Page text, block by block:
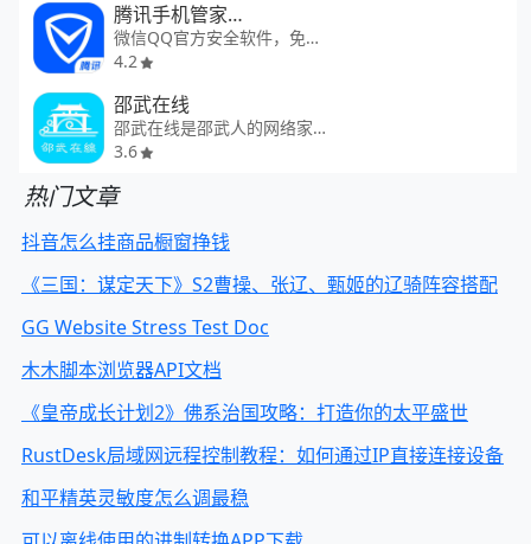
腾讯手机管家—QQ微信保护
微信QQ官方安全软件，免费上网
4.2
邵武在线
邵武在线是邵武人的网络家园
3.6
热门文章
抖音怎么挂商品橱窗挣钱
《三国：谋定天下》S2曹操、张辽、甄姬的辽骑阵容搭配
GG Website Stress Test Doc
木木脚本浏览器API文档
《皇帝成长计划2》佛系治国攻略：打造你的太平盛世
RustDesk局域网远程控制教程：如何通过IP直接连接设备
和平精英灵敏度怎么调最稳